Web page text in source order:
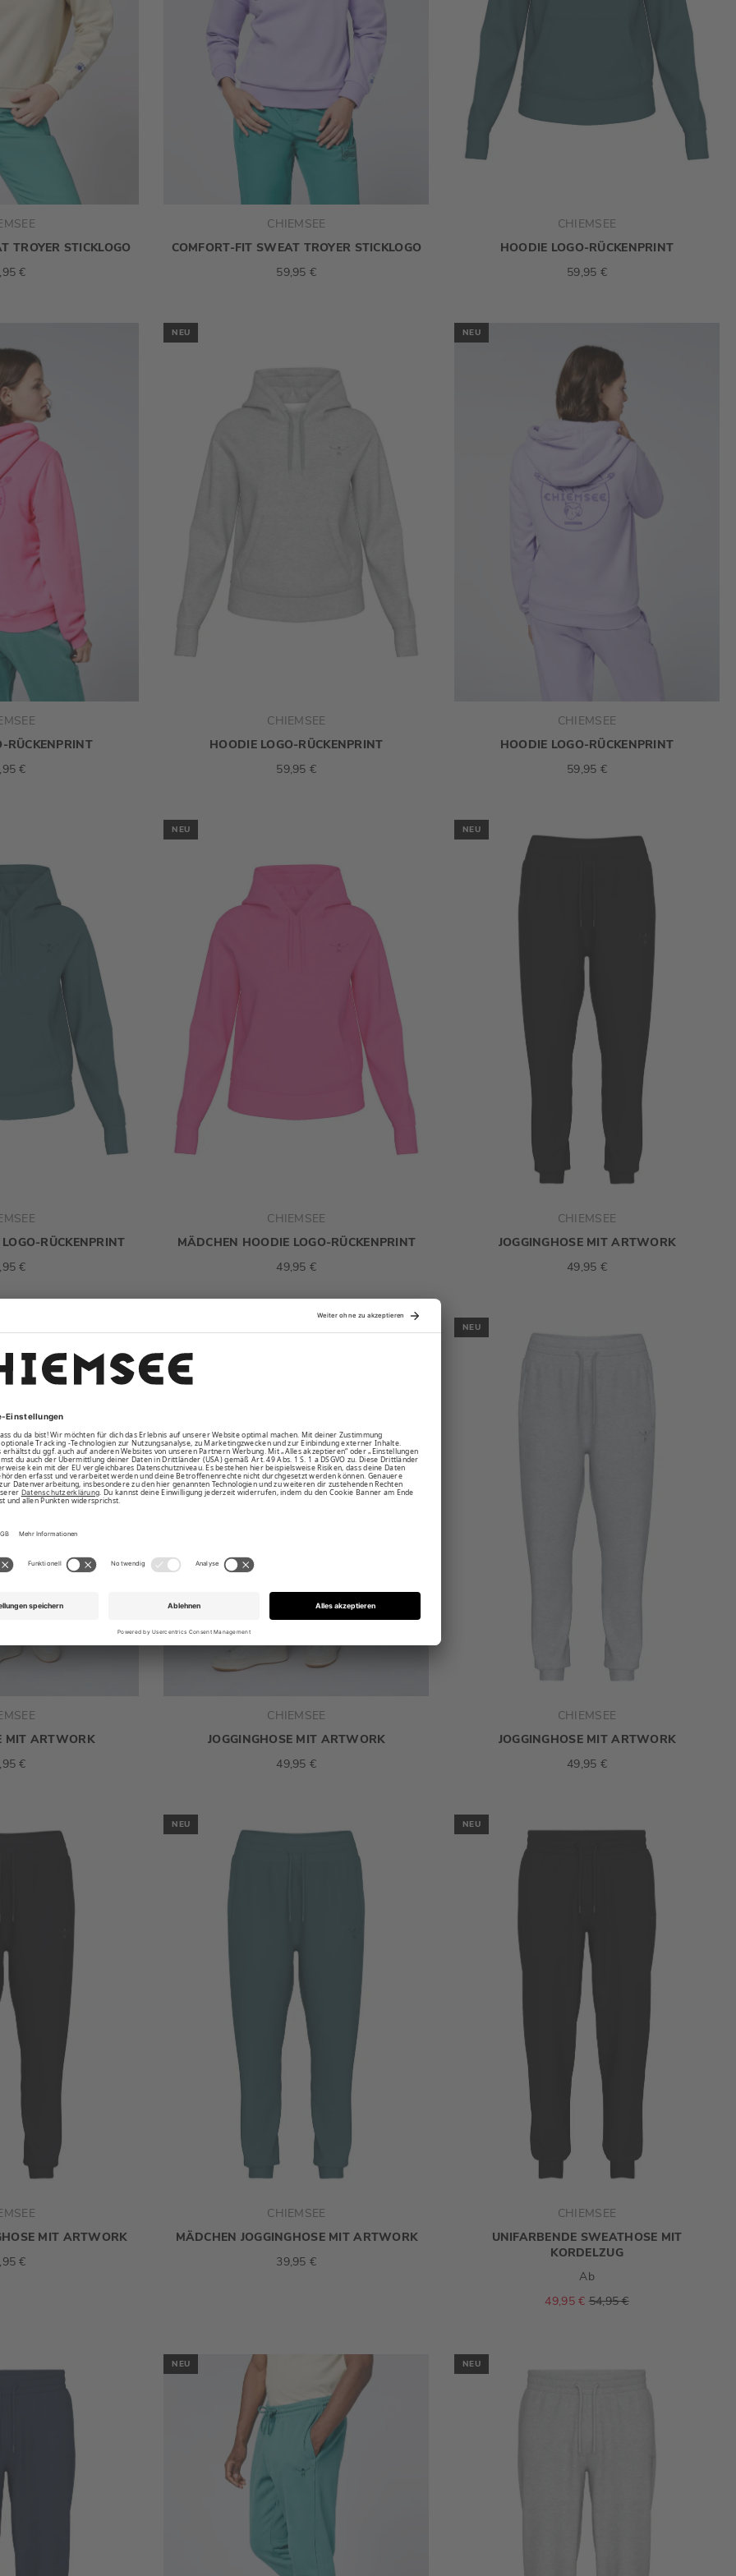
TROYER STICKLOGO
€
CHIEMSEE
COMFORT-FIT SWEAT TROYER STICKLOGO
59,95 €
CHIEMSEE
HOODIE LOGO-RÜCKENPRINT
59,95 €
RÜCKENPRINT
€
NEU
CHIEMSEE
HOODIE LOGO-RÜCKENPRINT
59,95 €
NEU
CHIEMSEE
HOODIE LOGO-RÜCKENPRINT
59,95 €
RÜCKENPRINT
€
NEU
CHIEMSEE
MÄDCHEN HOODIE LOGO-RÜCKENPRINT
49,95 €
NEU
CHIEMSEE
JOGGINGHOSE MIT ARTWORK
49,95 €
MIT ARTWORK
€
CHIEMSEE
JOGGINGHOSE MIT ARTWORK
49,95 €
NEU
CHIEMSEE
JOGGINGHOSE MIT ARTWORK
49,95 €
MIT ARTWORK
€
NEU
CHIEMSEE
MÄDCHEN JOGGINGHOSE MIT ARTWORK
39,95 €
NEU
CHIEMSEE
UNIFARBENDE SWEATHOSE MIT
KORDELZUG
Ab
49,95 € 54,95 €
NEU NEU